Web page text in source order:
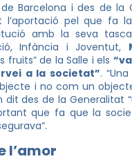
Barcelona i des de la
l’aportació pel que fa
amb la seva
Infància i Joventut,
fruits” de la Salle i els
a la societat”.
i no com un
dit des de la Generalitat
que fa que la
l’amor